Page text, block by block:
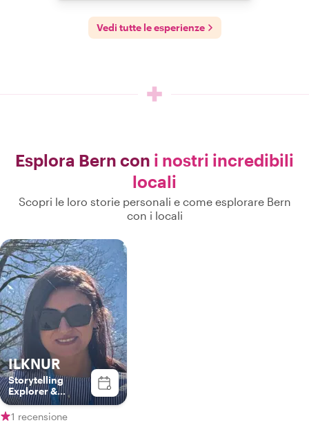
Vedi tutte le esperienze
Esplora Bern con i nostri incredibili
locali
Scopri le loro storie personali e come esplorare Bern
con i locali
ILKNUR
Storytelling
Explorer &
Culture
Connector
1 recensione